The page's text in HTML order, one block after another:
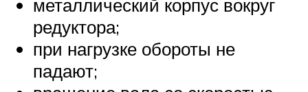
металлический корпус вокруг
редуктора;
при нагрузке обороты не
падают;